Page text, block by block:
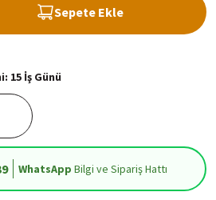
Sepete Ekle
15 İş Günü
WhatsApp Bilgi ve Sipariş Hattı